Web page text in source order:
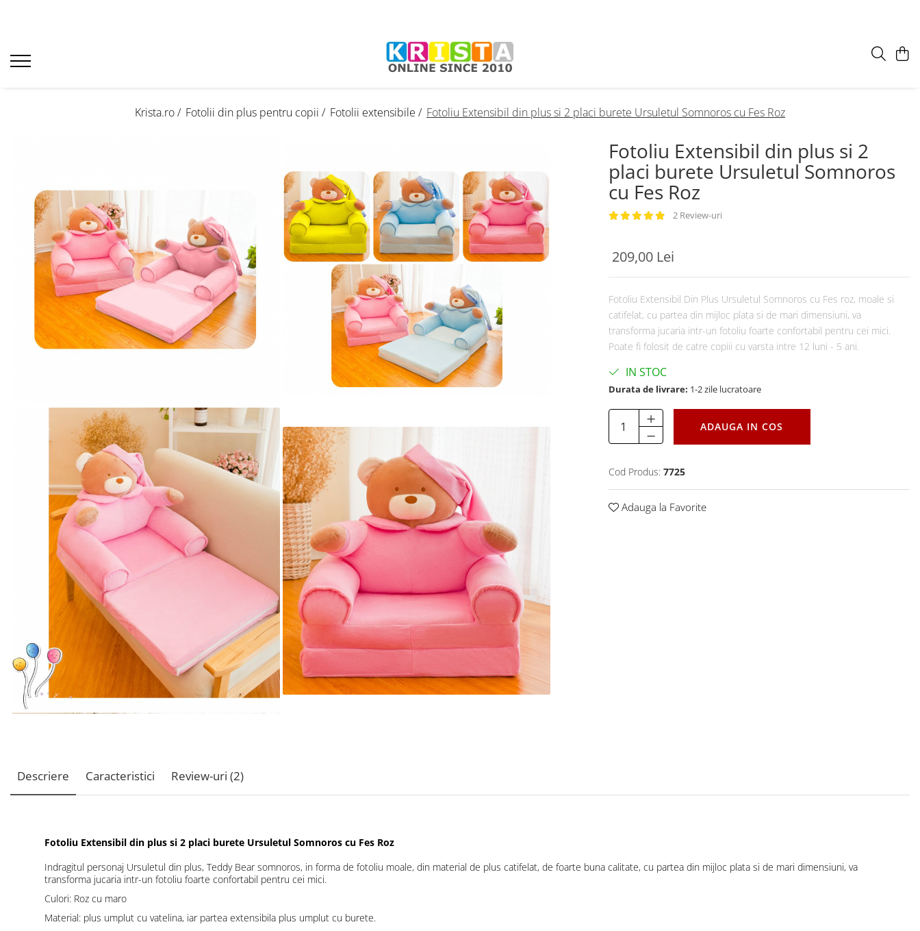
Krista.ro / Fotolii din plus pentru copii / Fotolii extensibile / Fotoliu Extensibil din plus si 2 placi burete Ursuletul Somnoros cu Fes Roz
Fotoliu Extensibil din plus si 2
placi burete Ursuletul Somnoros
cu Fes Roz
2 Review-uri
209,00 Lei
Fotoliu Extensibil Din Plus Ursuletul Somnoros cu Fes roz, moale si
catifelat, cu partea din mijloc plata si de mari dimensiuni, va
transforma jucaria intr-un fotoliu foarte confortabil pentru cei mici.
Poate fi folosit de catre copiii cu varsta intre 12 luni - 5 ani.
IN STOC
Durata de livrare: 1-2 zile lucratoare
ADAUGA IN COS
Cod Produs: 7725
Adauga la Favorite
Descriere Caracteristici Review-uri (2)
Fotoliu Extensibil din plus si 2 placi burete Ursuletul Somnoros cu Fes Roz
Indragitul personaj Ursuletul din plus, Teddy Bear somnoros, in forma de fotoliu moale, din material de plus catifelat, de foarte buna calitate, cu partea din mijloc plata si de mari dimensiuni, va
transforma jucaria intr-un fotoliu foarte confortabil pentru cei mici.
Culori: Roz cu maro
Material: plus umplut cu vatelina, iar partea extensibila plus umplut cu burete.